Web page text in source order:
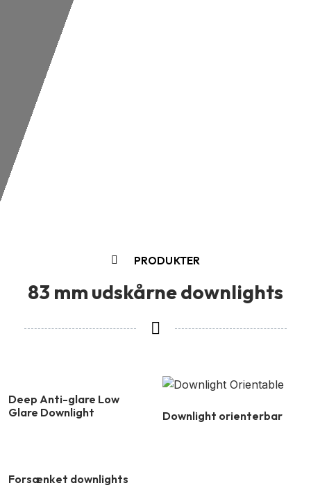
PRODUKTER
83 mm udskårne downlights
Deep Anti-glare Low
Glare Downlight
Downlight orienterbar
Forsænket downlights